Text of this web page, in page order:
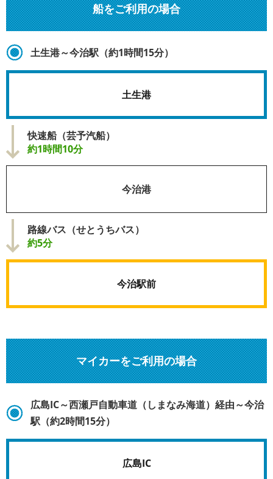
船をご利用の場合
土生港～今治駅（約1時間15分）
土生港
快速船（芸予汽船）
約1時間10分
今治港
路線バス（せとうちバス）
約5分
今治駅前
マイカーをご利用の場合
広島IC～西瀬戸自動車道（しまなみ海道）経由～今治
駅（約2時間15分）
広島IC